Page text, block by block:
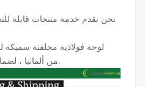
نحن نقدم خدمة منتجات قابلة
لوحة فولاذية مجلفنة سميكة
الزجاجية HV من ألمانيا ، لضمان جودة المرشح.